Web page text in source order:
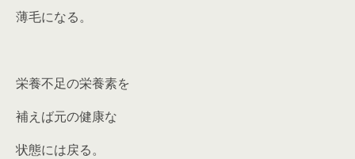
薄毛になる。
栄養不足の栄養素を
補えば元の健康な
状態には戻る。